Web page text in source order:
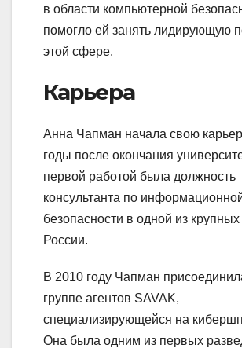
в области компьютерной
помогло ей занять лидирующую
этой сфере.
Карьера
Анна Чапман начала свою
годы после окончания
первой работой была должность
консультанта по
безопасности в одной из
России.
В 2010 году Чапман
группе агентов SAVAK,
специализирующейся на
Она была одним из первых